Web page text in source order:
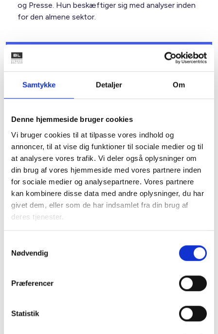
Samtykke Detaljer Om
Denne hjemmeside bruger cookies
Vi bruger cookies til at tilpasse vores indhold og
annoncer, til at vise dig funktioner til sociale medier og til
at analysere vores trafik. Vi deler også oplysninger om
din brug af vores hjemmeside med vores partnere inden
for sociale medier og analysepartnere. Vores partnere
kan kombinere disse data med andre oplysninger, du har
givet dem, eller som de har indsamlet fra din brug af
deres tjenester.
Nødvendig
Præferencer
Statistik
og Presse. Hun beskæftiger sig med analyser inden
for den almene sektor.
Analyse, Politik og Presse
indflydelse lokalt og nationalt. Vi udarbejder
sundhed til klima- og energi mv., som bruges direkte i
politiske forslag og overvåger den politiske regulering og
synliggøre konsekvenserne for den almene sektor og for
samfundet. Vi har en tæt kontakt til politikere,
embedsmænd og journalister og yder løbende analytisk
og politisk bistand til både medlemmer og øvrige
afdelinger i BL.